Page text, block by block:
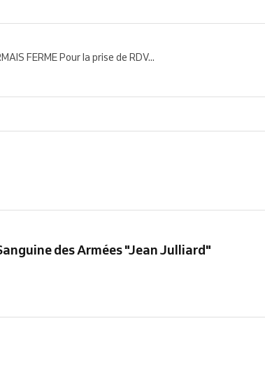
FERME Pour la prise de RDV...
des Armées "Jean Julliard"